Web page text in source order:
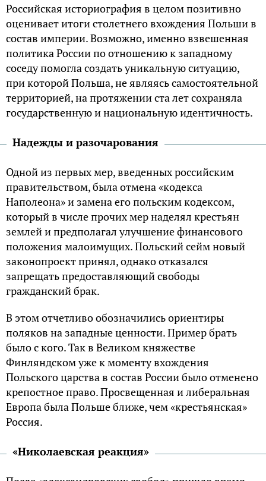
Российская историография в целом позитивно
оценивает итоги столетнего вхождения Польши в
состав империи. Возможно, именно взвешенная
политика России по отношению к западному
соседу помогла создать уникальную ситуацию,
при которой Польша, не являясь самостоятельной
территорией, на протяжении ста лет сохраняла
государственную и национальную идентичность.
Надежды и разочарования
Одной из первых мер, введенных российским
правительством, была отмена «кодекса
Наполеона» и замена его польским кодексом,
который в числе прочих мер наделял крестьян
землей и предполагал улучшение финансового
положения малоимущих. Польский сейм новый
законопроект принял, однако отказался
запрещать предоставляющий свободы
гражданский брак.
В этом отчетливо обозначились ориентиры
поляков на западные ценности. Пример брать
было с кого. Так в Великом княжестве
Финляндском уже к моменту вхождения
Польского царства в состав России было отменено
крепостное право. Просвещенная и либеральная
Европа была Польше ближе, чем «крестьянская»
Россия.
«Николаевская реакция»